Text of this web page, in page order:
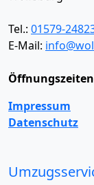
Tel.: 01579-
E-Mail:
Impressum
Datenschutz